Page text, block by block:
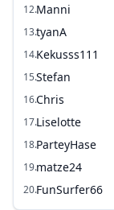
12.Manni
13.tyanA
14.Kekusss111
15.Stefan
16.Chris
17.Liselotte
18.ParteyHase
19.matze24
20.FunSurfer66